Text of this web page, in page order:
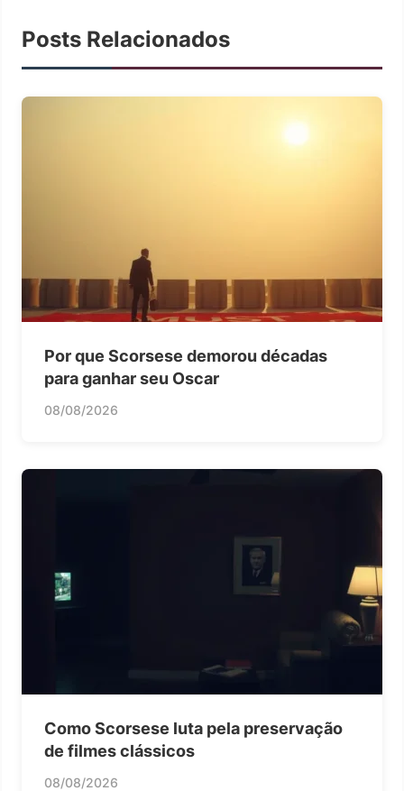
Posts Relacionados
Por que Scorsese demorou décadas
para ganhar seu Oscar
08/08/2026
Como Scorsese luta pela preservação
de filmes clássicos
08/08/2026